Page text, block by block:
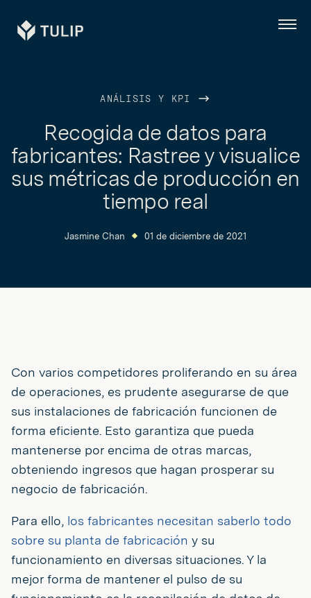
Tulip Menú
ANÁLISIS Y KPI
Recogida de datos para
fabricantes: Rastree y visualice
sus métricas de producción en
tiempo real
Jasmine Chan 01 de diciembre de 2021
Con varios competidores proliferando en su área
de operaciones, es prudente asegurarse de que
sus instalaciones de fabricación funcionen de
forma eficiente. Esto garantiza que pueda
mantenerse por encima de otras marcas,
obteniendo ingresos que hagan prosperar su
negocio de fabricación.
Para ello, los fabricantes necesitan saberlo todo
sobre su planta de fabricación y su
funcionamiento en diversas situaciones. Y la
mejor forma de mantener el pulso de su